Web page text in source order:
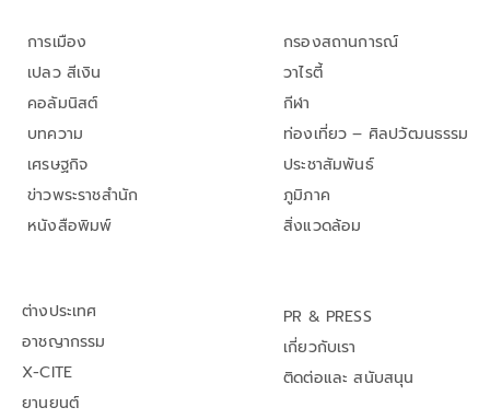
การเมือง
เปลว สีเงิน
คอลัมนิสต์
บทความ
เศรษฐกิจ
ข่าวพระราชสำนัก
หนังสือพิมพ์
กรองสถานการณ์
วาไรตี้
กีฬา
ท่องเที่ยว – ศิลปวัฒนธรรม
ประชาสัมพันธ์
ภูมิภาค
สิ่งแวดล้อม
ต่างประเทศ
อาชญากรรม
X-CITE
ยานยนต์
PR & PRESS
เกี่ยวกับเรา
ติดต่อและ สนับสนุน